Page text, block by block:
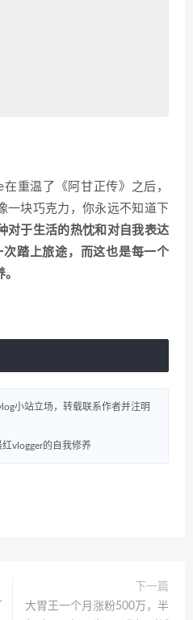
在重温了《阿甘正传》之后，
一块巧克力，你永远不知道下
对于生活的热忱和对自我表达
次踏上旅途，而这也是每一个
小站立场，转载联系作者并注明
vlogger的自我修养
下一篇
大胃王一个月涨粉500万，半